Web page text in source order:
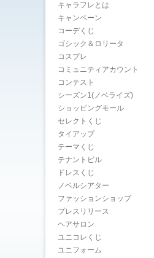
キャラフレとは
キャンペーン
コーデくじ
ゴシック＆ロリータ
コスプレ
コミュニティアカウント
コンテスト
シーズン1(ノベライズ)
ショッピングモール
セレクトくじ
タイアップ
テーマくじ
テナントビル
ドレスくじ
ノベルシアター
ファッションショップ
プレスリリース
ヘアサロン
ユニコレくじ
ユニフォーム